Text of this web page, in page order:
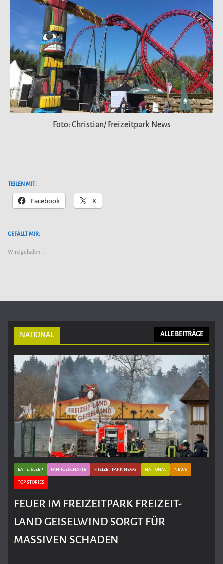
Foto: Christian/ Freizeitpark News
TEILEN MIT:
Facebook X
GEFÄLLT MIR:
Wird geladen …
NATIONAL ALLE BEITRÄGE
EAT & SLEEP FAHRGESCHÄFTE FREIZEITPARK NEWS NATIONAL NEWS
TOP STORIES
FEUER IM FREIZEITPARK FREIZEIT-
LAND GEISELWIND SORGT FÜR
MASSIVEN SCHADEN